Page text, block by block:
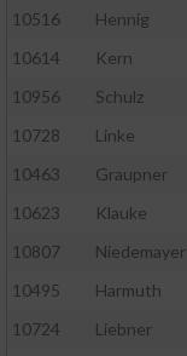
10516 Hennig
10614
Kern
10956
Schulz
10728
Linke
10463
Graupner
10623
Klauke
10807
Niedemayer
10495
Harmuth
10724
Liebner